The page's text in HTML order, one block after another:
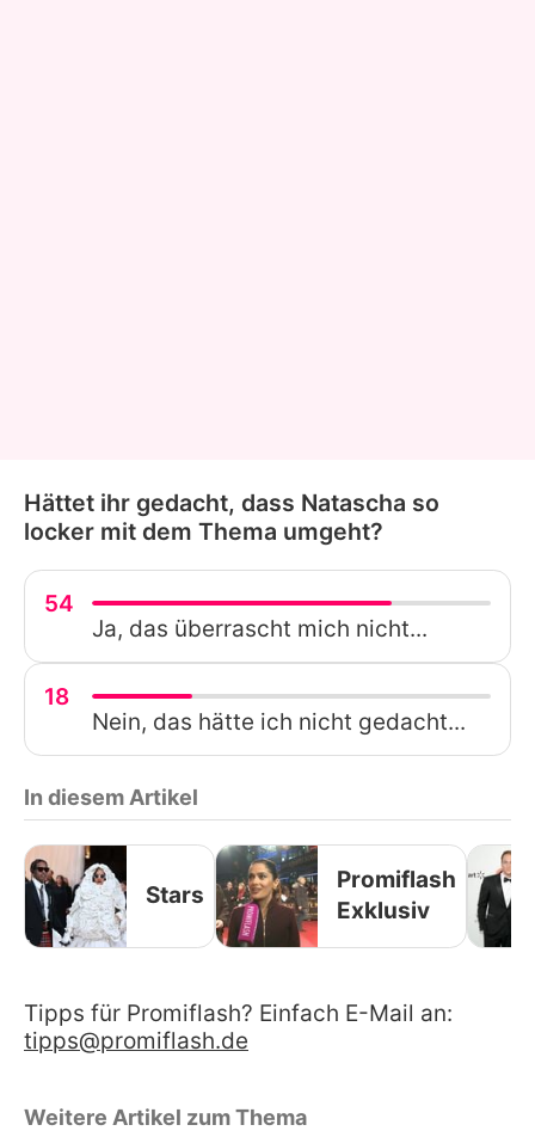
Hättet ihr gedacht, dass Natascha so
locker mit dem Thema umgeht?
54
Ja, das überrascht mich nicht...
18
Nein, das hätte ich nicht gedacht...
In diesem Artikel
Stars
Promiflash
Exklusiv
Tipps für Promiflash? Einfach E-Mail an:
tipps@promiflash.de
Weitere Artikel zum Thema